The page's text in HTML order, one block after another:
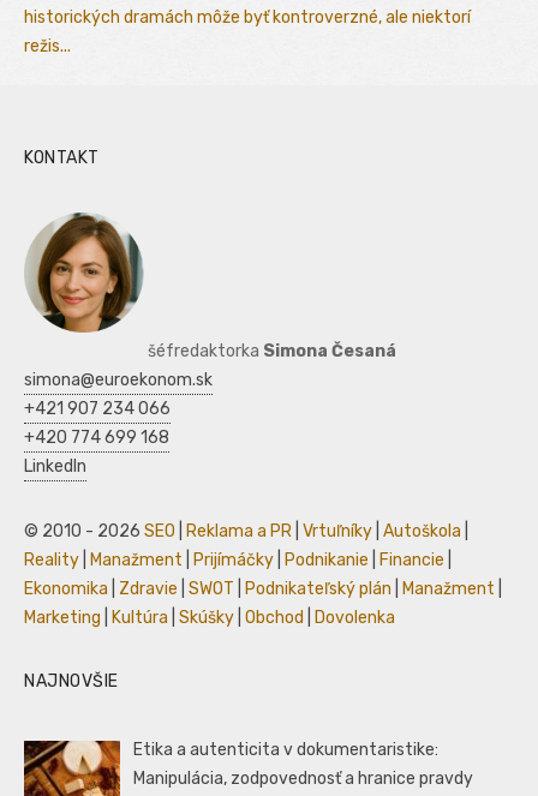
historických dramách môže byť kontroverzné, ale niektorí
režis...
KONTAKT
šéfredaktorka Simona Česaná
simona@euroekonom.sk
+421 907 234 066
+420 774 699 168
LinkedIn
© 2010 - 2026 SEO Reklama a PR Vrtuľníky Autoškola
Reality
Manažment Prijímáčky Podnikanie Financie
Ekonomika
Zdravie SWOT Podnikateľský plán Manažment
Marketing
Kultúra Skúšky Obchod Dovolenka
NAJNOVŠIE
Etika a autenticita v dokumentaristike:
Manipulácia, zodpovednosť a hranice pravdy